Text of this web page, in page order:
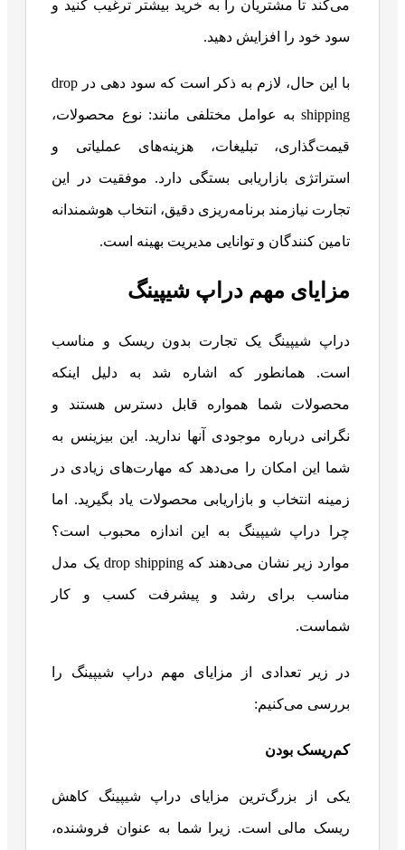
می‌کند تا مشتریان را به خرید بیشتر ترغیب کنید و
سود خود را افزایش دهید.
با این حال، لازم به ذکر است که سود دهی در drop
shipping به عوامل مختلفی مانند: نوع محصولات،
قیمت‌گذاری، تبلیغات، هزینه‌های عملیاتی و
استراتژی بازاریابی بستگی دارد. موفقیت در این
تجارت نیازمند برنامه‌ریزی دقیق، انتخاب هوشمندانه
تامین کنندگان و توانایی مدیریت بهینه است.
مزایای مهم دراپ شیپینگ
دراپ شیپینگ یک تجارت بدون ریسک و مناسب
است. همانطور که اشاره شد به دلیل اینکه
محصولات شما همواره قابل دسترس هستند و
نگرانی درباره موجودی آنها ندارید. این بیزینس به
شما این امکان را می‌دهد که مهارت‌های زیادی در
زمینه انتخاب و بازاریابی محصولات یاد بگیرید. اما
چرا دراپ شیپینگ به این اندازه محبوب است؟
موارد زیر نشان می‌دهند که drop shipping یک مدل
مناسب برای رشد و پیشرفت کسب و کار
شماست.
در زیر تعدادی از مزایای مهم دراپ شیپینگ را
بررسی می‌کنیم:
کم‌ریسک بودن
یکی از بزرگ‌ترین مزایای دراپ شیپینگ کاهش
ریسک مالی است. زیرا شما به عنوان فروشنده،